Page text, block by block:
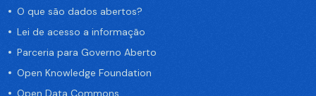
O que são dados abertos?
Lei de acesso a informação
Parceria para Governo Aberto
Open Knowledge Foundation
Open Data Commons